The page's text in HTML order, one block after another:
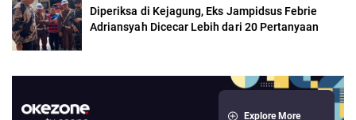
Diperiksa di Kejagung, Eks Jampidsus Febrie
Adriansyah Dicecar Lebih dari 20 Pertanyaan